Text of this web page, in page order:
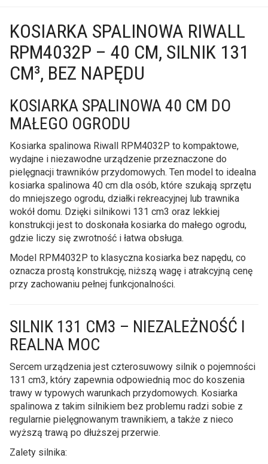
KOSIARKA SPALINOWA RIWALL
RPM4032P – 40 CM, SILNIK 131
CM³, BEZ NAPĘDU
KOSIARKA SPALINOWA 40 CM DO
MAŁEGO OGRODU
Kosiarka spalinowa Riwall RPM4032P to kompaktowe,
wydajne i niezawodne urządzenie przeznaczone do
pielęgnacji trawników przydomowych. Ten model to idealna
kosiarka spalinowa 40 cm dla osób, które szukają sprzętu
do mniejszego ogrodu, działki rekreacyjnej lub trawnika
wokół domu. Dzięki silnikowi 131 cm3 oraz lekkiej
konstrukcji jest to doskonała kosiarka do małego ogrodu,
gdzie liczy się zwrotność i łatwa obsługa.
Model RPM4032P to klasyczna kosiarka bez napędu, co
oznacza prostą konstrukcję, niższą wagę i atrakcyjną cenę
przy zachowaniu pełnej funkcjonalności.
SILNIK 131 CM3 – NIEZALEŻNOŚĆ I
REALNA MOC
Sercem urządzenia jest czterosuwowy silnik o pojemności
131 cm3, który zapewnia odpowiednią moc do koszenia
trawy w typowych warunkach przydomowych. Kosiarka
spalinowa z takim silnikiem bez problemu radzi sobie z
regularnie pielęgnowanym trawnikiem, a także z nieco
wyższą trawą po dłuższej przerwie.
Zalety silnika: